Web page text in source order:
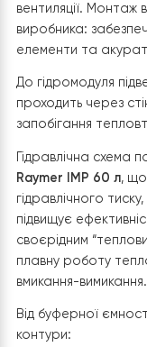
безшумну роботу